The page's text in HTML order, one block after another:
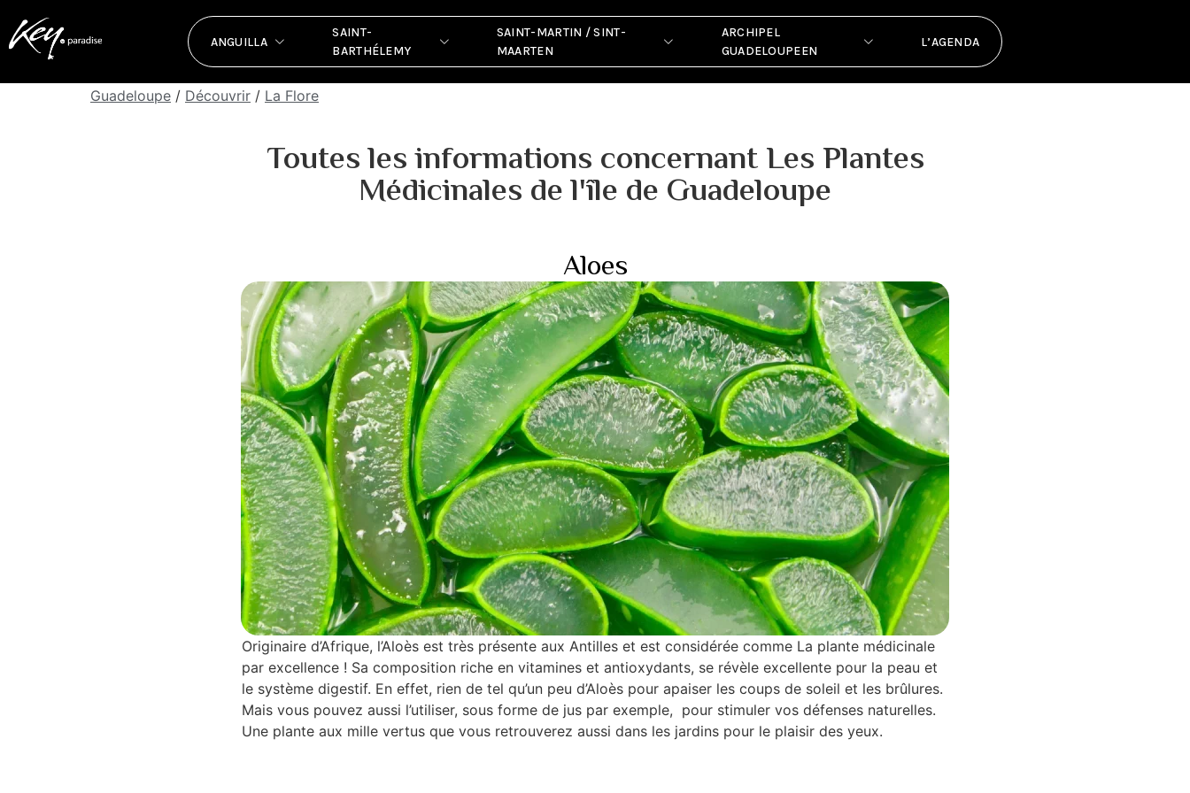
ANGUILLA
SAINT-
BARTHÉLEMY
SAINT-MARTIN / SINT-
MAARTEN
ARCHIPEL
GUADELOUPEEN
L’AGENDA
Les plantes medicinales Guadeloupe
Guadeloupe / Découvrir / La Flore
Toutes les informations concernant Les Plantes
Médicinales de l'île de Guadeloupe
Aloes
Originaire d’Afrique, l’Aloès est très présente aux Antilles et est considérée comme La plante médicinale
par excellence ! Sa composition riche en vitamines et antioxydants, se révèle excellente pour la peau et
le système digestif. En effet, rien de tel qu’un peu d’Aloès pour apaiser les coups de soleil et les brûlures.
Mais vous pouvez aussi l’utiliser, sous forme de jus par exemple, pour stimuler vos défenses naturelles.
Une plante aux mille vertus que vous retrouverez aussi dans les jardins pour le plaisir des yeux.